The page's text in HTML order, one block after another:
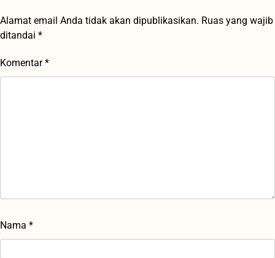
Alamat email Anda tidak akan dipublikasikan. Ruas yang wajib
ditandai *
Komentar*
Nama *